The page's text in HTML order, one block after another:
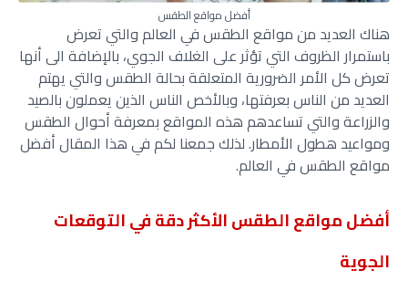
أفضل مواقع الطقس
هناك العديد من مواقع الطقس في العالم والتي تعرض
باستمرار الظروف التي تؤثر على الغلاف الجوي، بالإضافة الى أنها
تعرض كل الأمر الضرورية المتعلقة بحالة الطقس والتي يهتم
العديد من الناس بعرفتها، وبالأخص الناس الذين يعملون بالصيد
والزراعة والتي تساعدهم هذه المواقع بمعرفة أحوال الطقس
ومواعيد هطول الأمطار. لذلك جمعنا لكم في هذا المقال أفضل
مواقع الطقس في العالم.
أفضل مواقع الطقس الأكثر دقة في التوقعات
الجوية